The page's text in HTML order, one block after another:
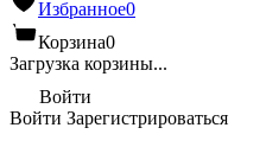
Избранное0
Корзина0
Загрузка корзины...
Войти
Войти Зарегистрироваться